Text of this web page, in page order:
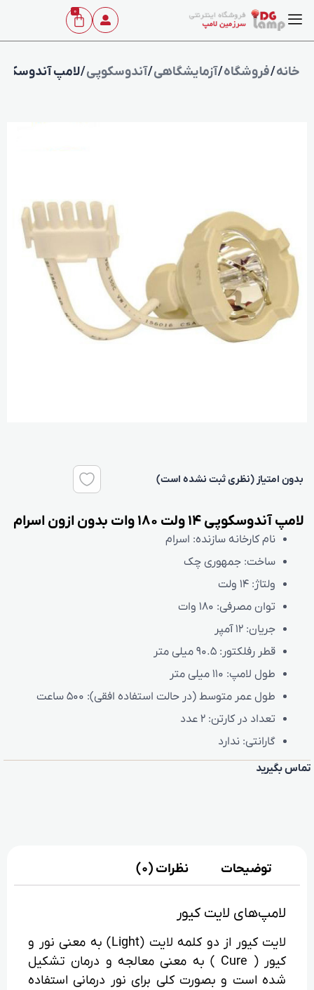
0
خانه/فروشگاه/آزمایشگاهی/آندوسکوپی/ لامپ آندوسکوپی 14 ولت 180 وات بدون
بدون امتیاز (نظری ثبت نشده است)
لامپ آندوسکوپی 14 ولت 180 وات بدون ازون اسرام
نام کارخانه سازنده: اسرام
ساخت: جمهوری چک
ولتاژ: 14 ولت
توان مصرفی: 180 وات
جریان: 12 آمپر
قطر رفلکتور: 90.5 میلی متر
طول لامپ: 110 میلی متر
طول عمر متوسط (در حالت استفاده افقی): 500 ساعت
تعداد در کارتن: 2 عدد
گارانتی: ندارد
تماس بگیرید
توضیحات نظرات (0)
لامپ‌های لایت کیور
لایت کیور از دو کلمه لایت (Light) به معنی نور و
کیور ( Cure ) به معنی معالجه و درمان تشکیل
شده است و بصورت کلی برای نور درمانی استفاده